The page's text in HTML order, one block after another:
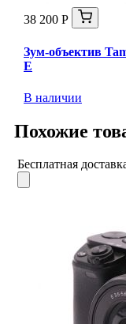
38 200 Р
Зум-объектив
E
В наличии
Похожие
Бесплатная